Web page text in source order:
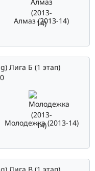
Алмаз (2013-14)
Лига Б (1 этап)
Молодежка (2013-14)